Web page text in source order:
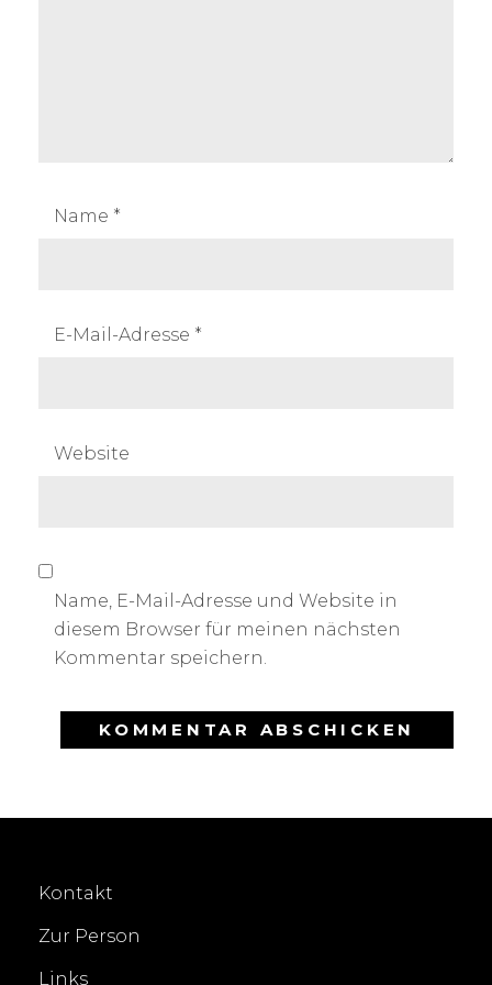
Name *
E-Mail-Adresse *
Website
Name, E-Mail-Adresse und Website in
diesem Browser für meinen nächsten
Kommentar speichern.
Kontakt
Zur Person
Links